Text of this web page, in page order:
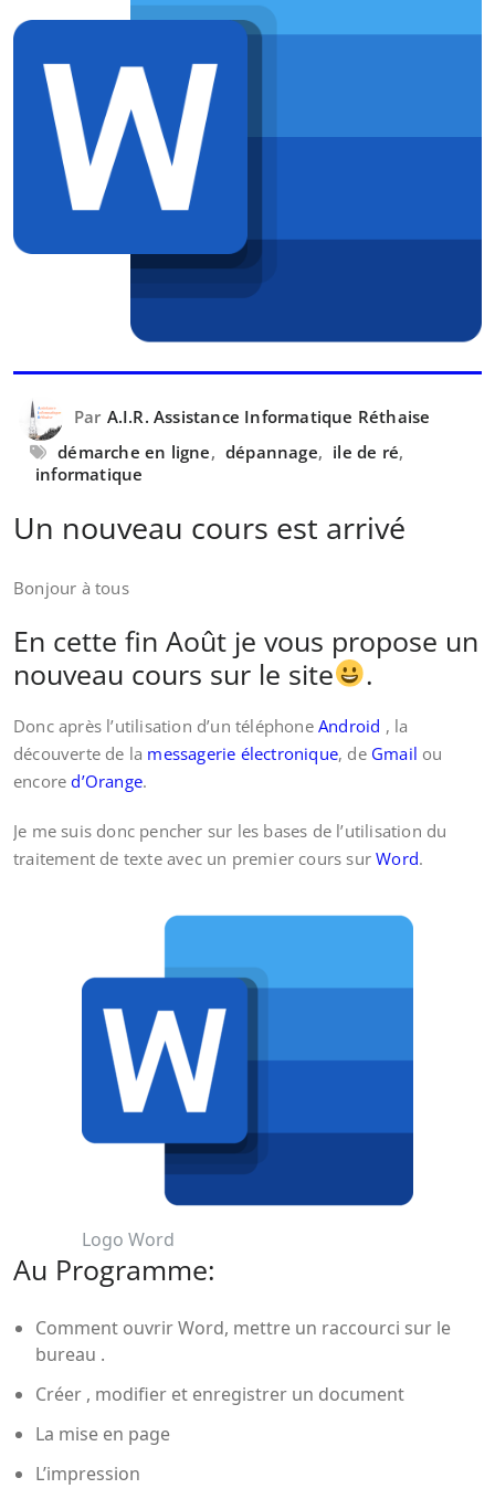
Par A.I.R. Assistance Informatique Réthaise
démarche en ligne, dépannage, ile de ré,
informatique
Un nouveau cours est arrivé
Bonjour à tous
En cette fin Août je vous propose un
nouveau cours sur le site
.
Donc après l’utilisation d’un téléphone Android , la
découverte de la messagerie électronique, de Gmail ou
encored’Orange.
Je me suis donc pencher sur les bases de l’utilisation du
traitement de texte avec un premier cours surWord.
Logo Word
Au Programme:
Comment ouvrir Word, mettre un raccourci sur le
bureau .
Créer , modifier et enregistrer un document
La mise en page
L’impression